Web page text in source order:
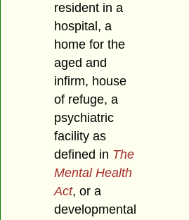
resident in a
hospital, a
home for the
aged and
infirm, house
of refuge, a
psychiatric
facility as
defined in The
Mental Health
Act, or a
developmental